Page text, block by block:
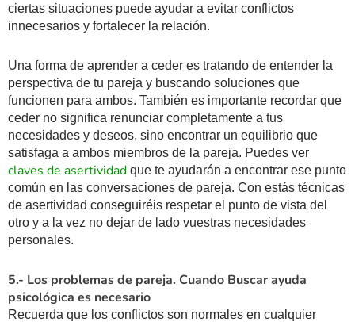
ciertas situaciones puede ayudar a evitar conflictos
innecesarios y fortalecer la relación.
Una forma de aprender a ceder es tratando de entender la
perspectiva de tu pareja y buscando soluciones que
funcionen para ambos. También es importante recordar que
ceder no significa renunciar completamente a tus
necesidades y deseos, sino encontrar un equilibrio que
satisfaga a ambos miembros de la pareja. Puedes ver
claves de asertividad que te ayudarán a encontrar ese punto
común en las conversaciones de pareja. Con estás técnicas
de asertividad conseguiréis respetar el punto de vista del
otro y a la vez no dejar de lado vuestras necesidades
personales.
5.- Los problemas de pareja. Cuando Buscar ayuda
psicológica es necesario
Recuerda que los conflictos son normales en cualquier